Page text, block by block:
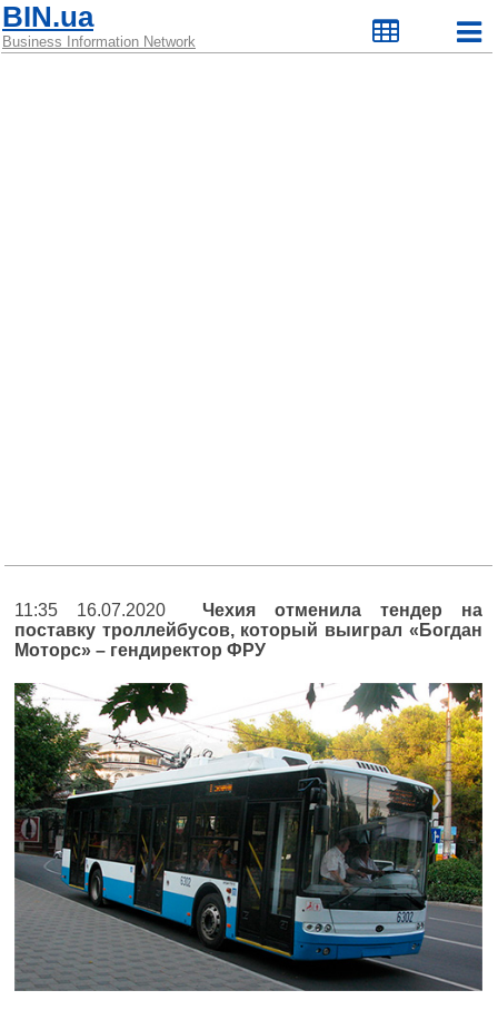
BIN.ua
Business Information Network
11:35 16.07.2020Чехия отменила тендер на
поставку троллейбусов, который выиграл «Богдан
Моторс» – гендиректор ФРУ